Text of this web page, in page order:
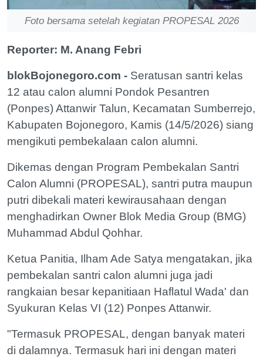
Foto bersama setelah kegiatan PROPESAL 2026
Reporter: M. Anang Febri
blokBojonegoro.com - Seratusan santri kelas
12 atau calon alumni Pondok Pesantren
(Ponpes) Attanwir Talun, Kecamatan Sumberrejo,
Kabupaten Bojonegoro, Kamis (14/5/2026) siang
mengikuti pembekalaan calon alumni.
Dikemas dengan Program Pembekalan Santri
Calon Alumni (PROPESAL), santri putra maupun
putri dibekali materi kewirausahaan dengan
menghadirkan Owner Blok Media Group (BMG)
Muhammad Abdul Qohhar.
Ketua Panitia, Ilham Ade Satya mengatakan, jika
pembekalan santri calon alumni juga jadi
rangkaian besar kepanitiaan Haflatul Wada' dan
Syukuran Kelas VI (12) Ponpes Attanwir.
"Termasuk PROPESAL, dengan banyak materi
di dalamnya. Termasuk hari ini dengan materi